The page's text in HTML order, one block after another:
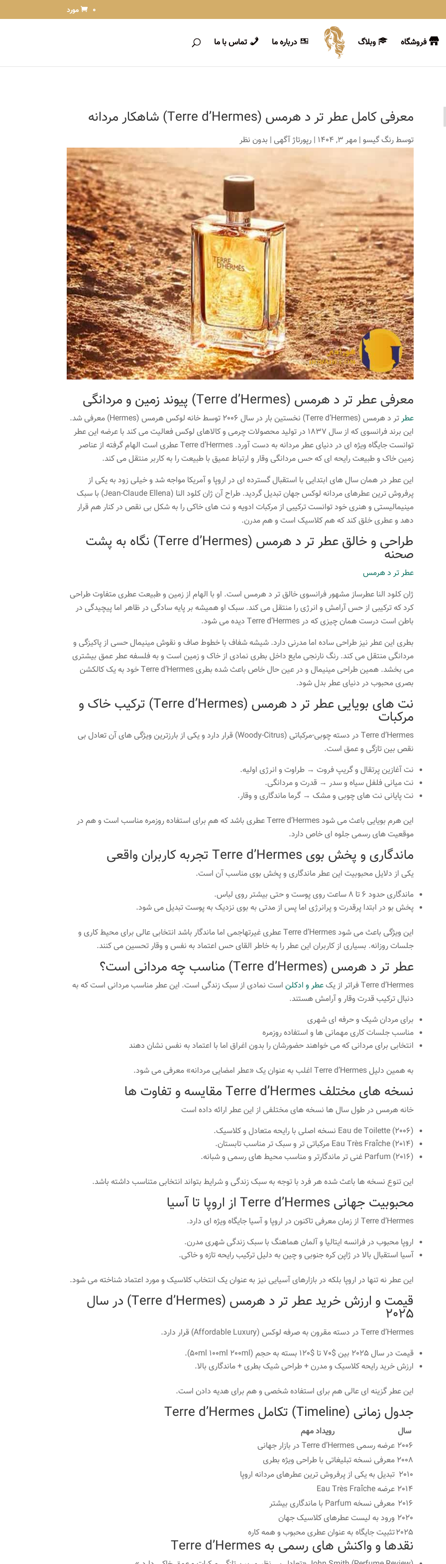
0 مورد
فروشگاه وبلاگ درباره ما تماس با ما
معرفی کامل عطر تر د هرمس (Terre d’Hermes) شاهکار مردانه
توسطرنگ گیسو| مهر 3, 1404 | رپورتاژ آگهی| بدون نظر
معرفی عطر تر د هرمس (Terre d’Hermes) پیوند زمین و مردانگی
عطر
تر د هرمس (Terre d’Hermes) نخستین بار در سال 2006 توسط خانه لوکس هرمس (Hermes) معرفی شد.
این برند فرانسوی که از سال 1837 در تولید محصولات چرمی و کالاهای لوکس فعالیت می کند با عرضه این عطر
توانست جایگاه ویژه ای در دنیای عطر مردانه به دست آورد. Terre d’Hermes عطری است الهام گرفته از عناصر
زمین خاک و طبیعت رایحه ای که حس مردانگی وقار و ارتباط عمیق با طبیعت را به کاربر منتقل می کند.
این عطر در همان سال های ابتدایی با استقبال گسترده ای در اروپا و آمریکا مواجه شد و خیلی زود به یکی از
پرفروش ترین عطرهای مردانه لوکس جهان تبدیل گردید. طراح آن ژان کلود النا (Jean-Claude Ellena) با سبک
مینیمالیستی و هنری خود توانست ترکیبی از مرکبات ادویه و نت های خاکی را به شکل بی نقص در کنار هم قرار
دهد و عطری خلق کند که هم کلاسیک است و هم مدرن.
طراحی و خالق عطر تر د هرمس (Terre d’Hermes) نگاه به پشت
صحنه
عطر تر د هرمس
ژان کلود النا عطرساز مشهور فرانسوی خالق تر د هرمس است. او با الهام از زمین و طبیعت عطری متفاوت طراحی
کرد که ترکیبی از حس آرامش و انرژی را منتقل می کند. سبک او همیشه بر پایه سادگی در ظاهر اما پیچیدگی در
باطن است درست همان چیزی که در Terre d’Hermes دیده می شود.
بطری این عطر نیز طراحی ساده اما مدرنی دارد. شیشه شفاف با خطوط صاف و نقوش مینیمال حسی از پاکیزگی و
مردانگی منتقل می کند. رنگ نارنجی مایع داخل بطری نمادی از خاک و زمین است و به فلسفه عطر عمق بیشتری
می بخشد. همین طراحی مینیمال و در عین حال خاص باعث شده بطری Terre d’Hermes خود به یک کالکشن
بصری محبوب در دنیای عطر بدل شود.
نت های بویایی عطر تر د هرمس (Terre d’Hermes) ترکیب خاک و
مرکبات
Terre d’Hermes در دسته چوبی-مرکباتی (Woody-Citrus) قرار دارد و یکی از بارزترین ویژگی های آن تعادل بی
نقص بین تازگی و عمق است.
نت آغازین پرتقال و گریپ فروت → طراوت و انرژی اولیه.
نت میانی فلفل سیاه و سدر → قدرت و مردانگی.
نت پایانی نت های چوبی و مشک → گرما ماندگاری و وقار.
این هرم بویایی باعث می شود Terre d’Hermes عطری باشد که هم برای استفاده روزمره مناسب است و هم در
موقعیت های رسمی جلوه ای خاص دارد.
ماندگاری و پخش بوی Terre d’Hermes تجربه کاربران واقعی
یکی از دلایل محبوبیت این عطر ماندگاری و پخش بوی مناسب آن است.
ماندگاری حدود 6 تا 8 ساعت روی پوست و حتی بیشتر روی لباس.
پخش بو در ابتدا پرقدرت و پرانرژی اما پس از مدتی به بوی نزدیک به پوست تبدیل می شود.
این ویژگی باعث می شود Terre d’Hermes عطری غیرتهاجمی اما ماندگار باشد انتخابی عالی برای محیط کاری و
جلسات روزانه. بسیاری از کاربران این عطر را به خاطر القای حس اعتماد به نفس و وقار تحسین می کنند.
عطر تر د هرمس (Terre d’Hermes) مناسب چه مردانی است؟
Terre d’Hermes فراتر از یک عطر و ادکلناست نمادی از سبک زندگی است. این عطر مناسب مردانی است که به
دنبال ترکیب قدرت وقار و آرامش هستند.
برای مردان شیک و حرفه ای شهری
مناسب جلسات کاری مهمانی ها و استفاده روزمره
انتخابی برای مردانی که می خواهند حضورشان را بدون اغراق اما با اعتماد به نفس نشان دهند
به همین دلیل Terre d’Hermes اغلب به عنوان یک «عطر امضایی مردانه» معرفی می شود.
نسخه های مختلف Terre d’Hermes مقایسه و تفاوت ها
خانه هرمس در طول سال ها نسخه های مختلفی از این عطر ارائه داده است
Eau de Toilette (2006) نسخه اصلی با رایحه متعادل و کلاسیک.
Eau Très Fraîche (2014) مرکباتی تر و سبک تر مناسب تابستان.
Parfum (2016) غنی تر ماندگارتر و مناسب محیط های رسمی و شبانه.
این تنوع نسخه ها باعث شده هر فرد با توجه به سبک زندگی و شرایط بتواند انتخابی متناسب داشته باشد.
محبوبیت جهانی Terre d’Hermes از اروپا تا آسیا
Terre d’Hermes از زمان معرفی تاکنون در اروپا و آسیا جایگاه ویژه ای دارد.
اروپا محبوب در فرانسه ایتالیا و آلمان هماهنگ با سبک زندگی شهری مدرن.
آسیا استقبال بالا در ژاپن کره جنوبی و چین به دلیل ترکیب رایحه تازه و خاکی.
این عطر نه تنها در اروپا بلکه در بازارهای آسیایی نیز به عنوان یک انتخاب کلاسیک و مورد اعتماد شناخته می شود.
قیمت و ارزش خرید عطر تر د هرمس (Terre d’Hermes) در سال
2025
Terre d’Hermes در دسته مقرون به صرفه لوکس (Affordable Luxury) قرار دارد.
قیمت در سال 2025 بین $70 تا $120 بسته به حجم (50ml 100ml 200ml).
ارزش خرید رایحه کلاسیک و مدرن + طراحی شیک بطری + ماندگاری بالا.
این عطر گزینه ای عالی هم برای استفاده شخصی و هم برای هدیه دادن است.
جدول زمانی (Timeline) تکامل Terre d’Hermes
سال
رویداد مهم
2006 عرضه رسمی Terre d’Hermes در بازار جهانی
2008 معرفی نسخه تبلیغاتی با طراحی ویژه بطری
2010 تبدیل به یکی از پرفروش ترین عطرهای مردانه اروپا
2014 عرضه Eau Très Fraîche
2016 معرفی نسخه Parfum با ماندگاری بیشتر
2020 ورود به لیست عطرهای کلاسیک جهان
2025تثبیت جایگاه به عنوان عطری محبوب و همه کاره
نقدها و واکنش های رسمی به Terre d’Hermes